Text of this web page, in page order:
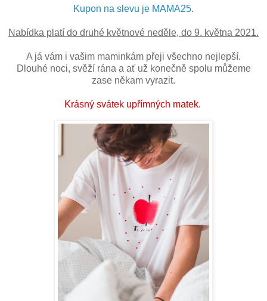
Kupon na slevu je MAMA25.
Nabídka platí do druhé květnové neděle, do 9. května 2021.
A já vám i vašim maminkám přeji všechno nejlepší.
Dlouhé noci, svěží rána a ať už konečně spolu můžeme
zase někam vyrazit.
Krásný svátek upřímných matek.